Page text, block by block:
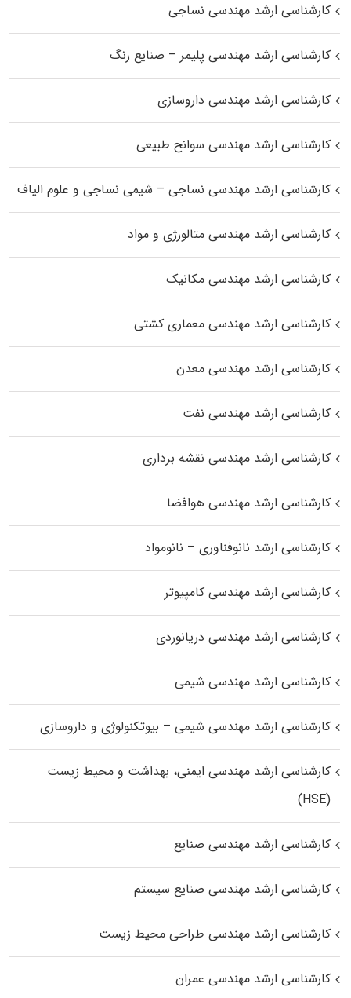
کارشناسی ارشد مهندسی نساجی
کارشناسی ارشد مهندسی پلیمر – صنایع رنگ
کارشناسی ارشد مهندسی داروسازی
کارشناسی ارشد مهندسی سوانح طبیعی
کارشناسی ارشد مهندسی نساجی – شیمی نساجی و علوم الیاف
کارشناسی ارشد مهندسی متالورژی و مواد
کارشناسی ارشد مهندسی مکانیک
کارشناسی ارشد مهندسی معماری کشتی
کارشناسی ارشد مهندسی معدن
کارشناسی ارشد مهندسی نفت
کارشناسی ارشد مهندسی نقشه برداری
کارشناسی ارشد مهندسی هوافضا
کارشناسی ارشد نانوفناوری – نانومواد
کارشناسی ارشد مهندسی کامپیوتر
کارشناسی ارشد مهندسی دریانوردی
کارشناسی ارشد مهندسی شیمی
کارشناسی ارشد مهندسی شیمی – بیوتکنولوژی و داروسازی
کارشناسی ارشد مهندسی ایمنی، بهداشت و محیط زیست
(HSE)
کارشناسی ارشد مهندسی صنایع
کارشناسی ارشد مهندسی صنایع سیستم
کارشناسی ارشد مهندسی طراحی محیط زیست
کارشناسی ارشد مهندسی عمران